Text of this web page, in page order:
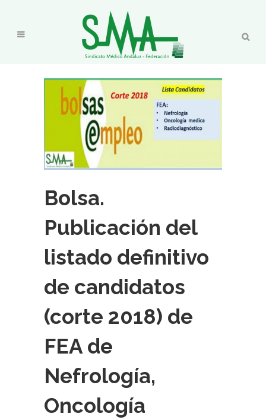
Bolsa.
Publicación del
listado definitivo
de candidatos
(corte 2018) de
FEA de
Nefrología,
Oncología